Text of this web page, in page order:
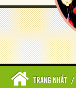
TRANG NHẤT /